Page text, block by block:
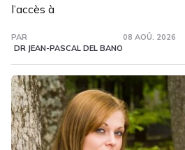
l’accès à
PAR
DR JEAN-PASCAL DEL BANO
08 AOÛ. 2026